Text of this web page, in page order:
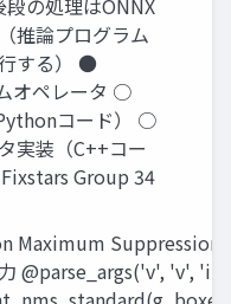
の処理はONNX
推論プログラム
する） ●
オペレータ ○
コード） ○
実装（C++コー
Group 34
Maximum Suppression
@parse_args('v', 'v',